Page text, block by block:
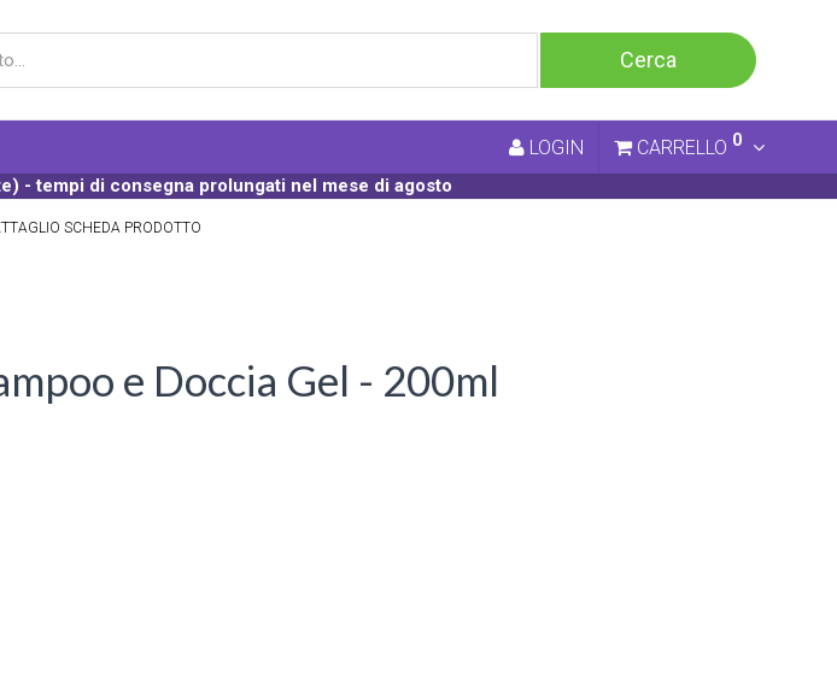
LOGIN CARRELLO 0
- tempi di consegna prolungati nel mese di agosto
SCHEDA PRODOTTO
e Doccia Gel - 200ml